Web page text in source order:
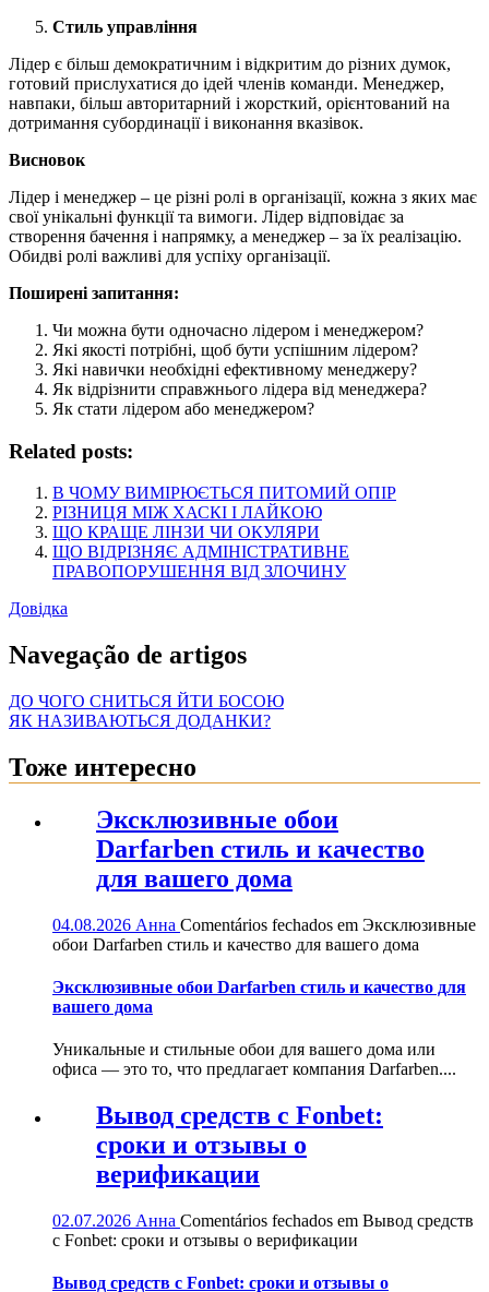
Стиль управління
Лідер є більш демократичним і відкритим до різних думок,
готовий прислухатися до ідей членів команди. Менеджер,
навпаки, більш авторитарний і жорсткий, орієнтований на
дотримання субординації і виконання вказівок.
Висновок
Лідер і менеджер – це різні ролі в організації, кожна з яких має
свої унікальні функції та вимоги. Лідер відповідає за
створення бачення і напрямку, а менеджер – за їх реалізацію.
Обидві ролі важливі для успіху організації.
Поширені запитання:
Чи можна бути одночасно лідером і менеджером?
Які якості потрібні, щоб бути успішним лідером?
Які навички необхідні ефективному менеджеру?
Як відрізнити справжнього лідера від менеджера?
Як стати лідером або менеджером?
Related posts:
В ЧОМУ ВИМІРЮЄТЬСЯ ПИТОМИЙ ОПІР
РІЗНИЦЯ МІЖ ХАСКІ І ЛАЙКОЮ
ЩО КРАЩЕ ЛІНЗИ ЧИ ОКУЛЯРИ
ЩО ВІДРІЗНЯЄ АДМІНІСТРАТИВНЕ
ПРАВОПОРУШЕННЯ ВІД ЗЛОЧИНУ
Довідка
Navegação de artigos
ДО ЧОГО СНИТЬСЯ ЙТИ БОСОЮ
ЯК НАЗИВАЮТЬСЯ ДОДАНКИ?
Тоже интересно
Эксклюзивные обои
Darfarben стиль и качество
для вашего дома
04.08.2026 Анна Comentários fechados em Эксклюзивные
обои Darfarben стиль и качество для вашего дома
Эксклюзивные обои Darfarben стиль и качество для
вашего дома
Уникальные и стильные обои для вашего дома или
офиса — это то, что предлагает компания Darfarben....
Вывод средств с Fonbet:
сроки и отзывы о
верификации
02.07.2026 Анна Comentários fechados em Вывод средств
с Fonbet: сроки и отзывы о верификации
Вывод средств с Fonbet: сроки и отзывы о